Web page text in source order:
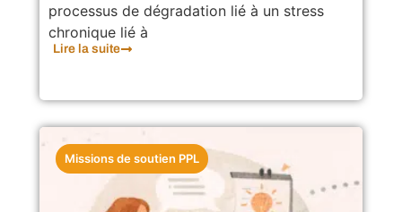
processus de dégradation lié à un stress
chronique lié à
Lire la suite
Missions de soutien PPL